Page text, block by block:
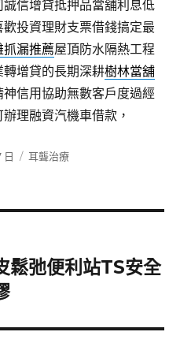
信增貸抵押品當舖利息低
歡投資理財支票借錢搞定最
抓漏推薦屋頂防水隔熱工程
增貸的長期深耕樹林當舖
信用協助無數客戶度過經
辦理融資汽機車借款，
日
分
耳聾治療
鬆弛便利站TS安全